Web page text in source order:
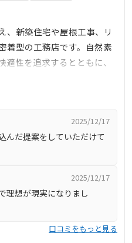
、新築住宅や屋根工事、リ
着型の工務店です。自然素
性を追求するとともに、
修・葺き替えなどの工事
様の声では「予算内で希
の相談に真摯に対応してく
心に地元の住民から信頼さ
理・補修にも定評がありま
2025/12/17
んだ提案をしていただけて
2025/12/17
理想が現実になりまし
口コミをもっと見る